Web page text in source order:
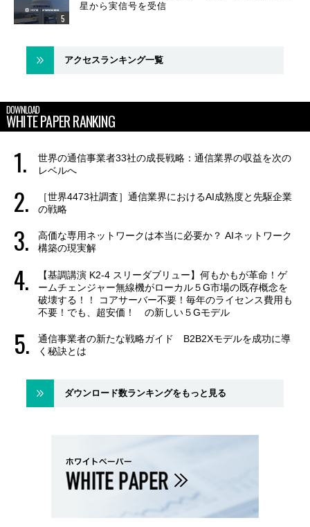
星から実信号を受信
アクセスランキング一覧
DOWNLOAD
WHITE PAPER RANKING
世界の通信事業者33社の成長戦略：通信業界の収益を次の
レベルへ
［世界4473社調査］通信業界におけるAI成熟度と先駆企業
の戦略
高価な専用ネットワークは本当に必要か？ AIネットワーク
構築の現実解
【基調講演 K2-4 スリーダブリュー】何もかもが革命！ゲ
ームチェンジャー無線機がローカル５G市場の既存概念を
破壊する！！ コアサーバー不要！毎年のライセンス費用も
不要！でも、超安価！ の新しい５Gモデル
通信事業者の新たな戦略ガイド B2B2Xモデルを成功に導
く秘訣とは
ダウンロード数ランキングをもっと見る